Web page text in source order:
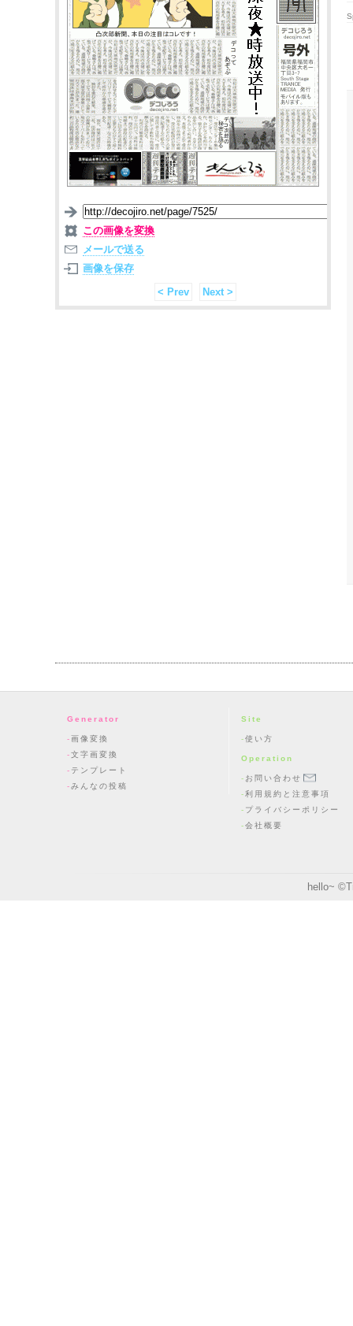
この画像を変換
メールで送る
画像を保存
< Prev
Next >
Generator
画像変換
文字画変換
テンプレート
みんなの投稿
Site
使い方
Operation
お問い合わせ
利用規約と注意事項
プライバシーポリシー
会社概要
hello~ ©